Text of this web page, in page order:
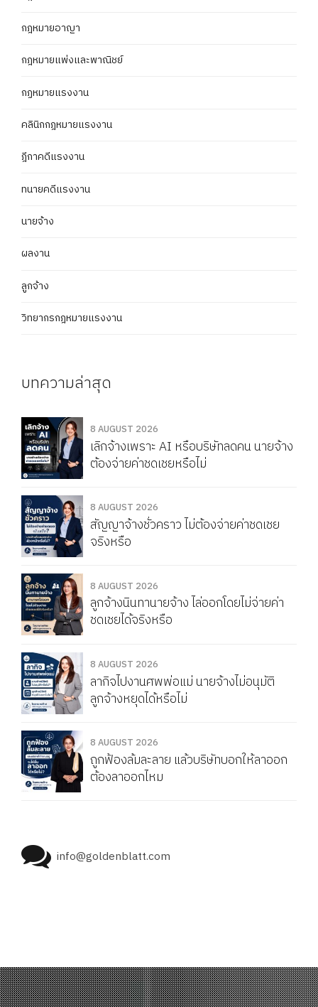
กฎหมายอาญา
กฎหมายแพ่งและพาณิชย์
กฏหมายแรงงาน
คลินิกกฎหมายแรงงาน
ฎีกาคดีแรงงาน
ทนายคดีแรงงาน
นายจ้าง
ผลงาน
ลูกจ้าง
วิทยากรกฎหมายแรงงาน
บทความล่าสุด
8 AUGUST 2026
เลิกจ้างเพราะ AI หรือบริษัทลดคน นายจ้าง
ต้องจ่ายค่าชดเชยหรือไม่
8 AUGUST 2026
สัญญาจ้างชั่วคราว ไม่ต้องจ่ายค่าชดเชย
จริงหรือ
8 AUGUST 2026
ลูกจ้างนินทานายจ้าง ไล่ออกโดยไม่จ่ายค่า
ชดเชยได้จริงหรือ
8 AUGUST 2026
ลากิจไปงานศพพ่อแม่ นายจ้างไม่อนุมัติ
ลูกจ้างหยุดได้หรือไม่
8 AUGUST 2026
ถูกฟ้องล้มละลาย แล้วบริษัทบอกให้ลาออก
ต้องลาออกไหม
info@goldenblatt.com